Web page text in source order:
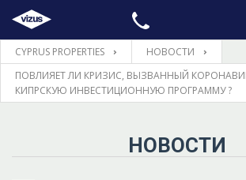
ГЛАВНАЯ
ПРАВОВЫЕ
CYPRUS PROPERTIES
НОВОСТИ
ПОВЛИЯЕТ ЛИ КРИЗИС, ВЫЗВАННЫЙ
КИПРСКУЮ ИНВЕСТИЦИОННУЮ ПРОГРАММУ ?
НОВОСТИ